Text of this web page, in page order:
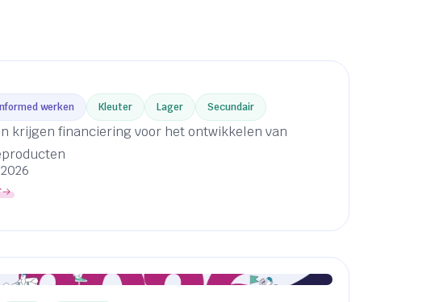
werken Kleuter Lager Secundair
krijgen financiering voor het ontwikkelen van